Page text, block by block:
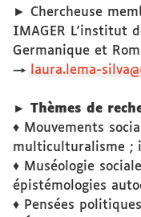
► Chercheuse
IMAGER L'institut
Germanique et
→
laura.lema-
► Thèmes de
♦ Mouvements
multiculturalisme ;
♦ Muséologie
épistémologies
♦ Pensées